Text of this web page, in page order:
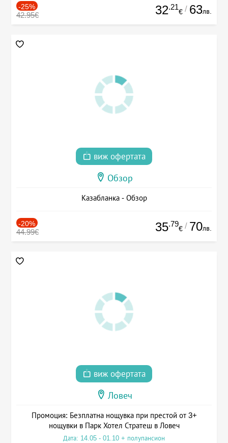
-25%
42.95€ 32.21
€ / 63лв.
виж офертата
Обзор
Казабланка - Обзор
-20%
44.99€ 35.79
€ / 70лв.
виж офертата
Ловеч
Промоция: Безплатна нощувка при престой от 3+
нощувки в Парк Хотел Стратеш в Ловеч
Дата: 14.05 - 01.10 + полупансион